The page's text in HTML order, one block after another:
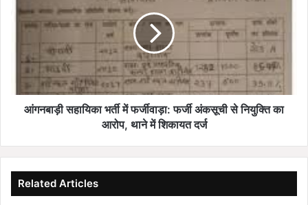
अंकसूची
नियुक्ति
दर्ज
आंगनबाड़ी सहायिका भर्ती में फर्जीवाड़ा: फर्जी अंकसूची से नियुक्ति का
आरोप, थाने में शिकायत दर्ज
Related Articles